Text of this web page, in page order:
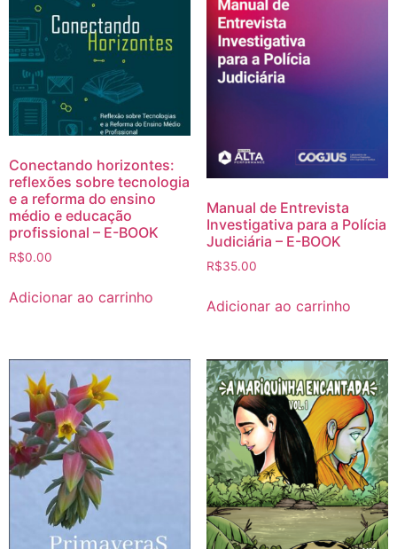
Conectando horizontes:
reflexões sobre tecnologia
e a reforma do ensino
médio e educação
profissional – E-BOOK
R$0.00
Adicionar ao carrinho
Manual de Entrevista
Investigativa para a Polícia
Judiciária – E-BOOK
R$35.00
Adicionar ao carrinho